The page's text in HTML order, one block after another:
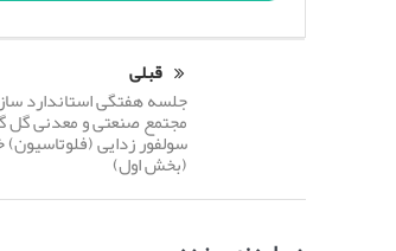
قبلی
جلسه هفتگی استاندارد
مجتمع صنعتی و معدنی گل
(بخش اول)